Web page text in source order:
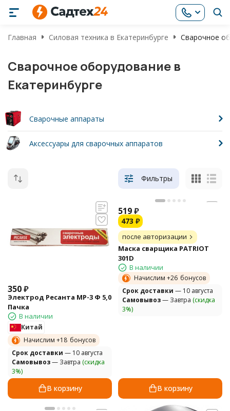
Главная Силовая техника в Екатеринбурге Сварочное
Сварочное оборудование в
Екатеринбурге
Сварочные аппараты
Аксессуары для сварочных аппаратов
Фильтры
350₽
Электрод Ресанта МР-3 Ф 5,0
Пачка
В наличии
Китай
Начислим +18 бонусов
Cрок доставки — 10 августа
Самовывоз— Завтра (скидка
3%)
В корзину
519₽
473 ₽
после авторизации
Маска сварщика PATRIOT
301D
В наличии
Начислим +26 бонусов
Cрок доставки — 10 августа
Самовывоз— Завтра (скидка
3%)
В корзину